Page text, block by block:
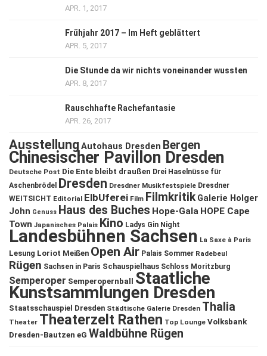
APR. 1, 2017
Frühjahr 2017 – Im Heft geblättert
APR. 5, 2017
Die Stunde da wir nichts voneinander wussten
APR. 8, 2017
Rauschhafte Rachefantasie
APR. 26, 2017
Ausstellung Autohaus Dresden Bergen
Chinesischer Pavillon Dresden
Deutsche Post Die Ente bleibt draußen Drei Haselnüsse für
Aschenbrödel
Dresden Dresdner Musikfestspiele Dresdner
WEITSICHT Editorial ElbUferei Film Filmkritik Galerie Holger
John Genuss Haus des Buches Hope-Gala HOPE Cape
Town Japanisches Palais Kino Ladys Gin Night
Landesbühnen Sachsen La Saxe à Paris
Lesung Loriot Meißen Open Air Palais Sommer Radebeul
Rügen Sachsen in Paris Schauspielhaus Schloss Moritzburg
Semperoper Semperopernball Staatliche
Kunstsammlungen Dresden
Staatsschauspiel Dresden Städtische Galerie Dresden Thalia
Theater Theaterzelt Rathen Top Lounge Volksbank
Dresden-Bautzen eG Waldbühne Rügen